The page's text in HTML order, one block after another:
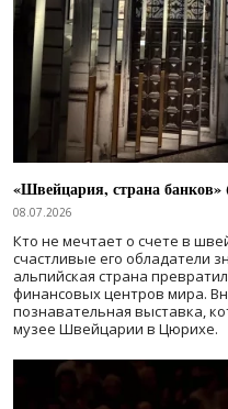
«Швейцария, страна банков»
08.07.2026
Кто не мечтает о счете в
счастливые его обладатели
альпийская страна
финансовых центров мира.
познавательная выставка,
музее Швейцарии в Цюрихе.